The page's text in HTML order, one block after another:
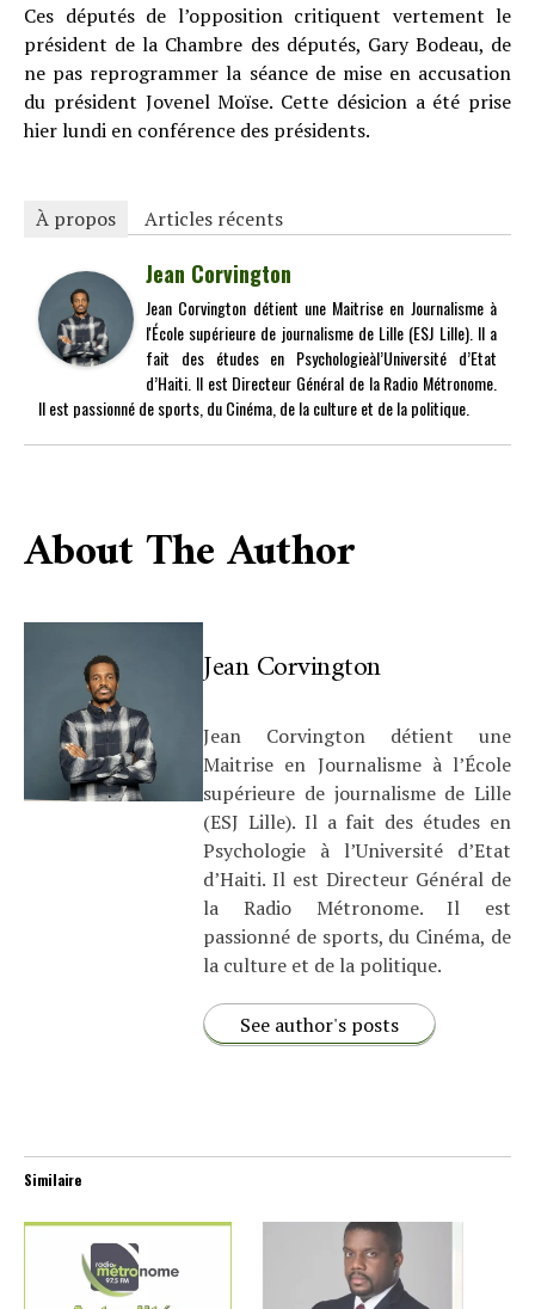
Ces députés de l’opposition critiquent vertement le
président de la Chambre des députés, Gary Bodeau, de
ne pas reprogrammer la séance de mise en accusation
du président Jovenel Moïse. Cette désicion a été prise
hier lundi en conférence des présidents.
À propos Articles récents
Jean Corvington
Jean Corvington détient une Maitrise en Journalisme à
l'École supérieure de journalisme de Lille (ESJ Lille). Il a
fait des études en Psychologieàl’Université d’Etat
d’Haiti. Il est Directeur Général de la Radio Métronome.
Il est passionné de sports, du Cinéma, de la culture et de la politique.
About The Author
Jean Corvington
Jean Corvington détient une
Maitrise en Journalisme à l’École
supérieure de journalisme de Lille
(ESJ Lille). Il a fait des études en
Psychologie à l’Université d’Etat
d’Haiti. Il est Directeur Général de
la Radio Métronome. Il est
passionné de sports, du Cinéma, de
la culture et de la politique.
See author's posts
Similaire